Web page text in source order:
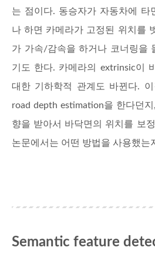
는 점이다. 동승자가 자동차에 타
나 하면 카메라가 고정된 위치를
가 가속/감속을 하거나 코너링을
기도 한다. 카메라의 extrinsic이
대한 기하학적 관계도 바뀐다.
road depth estimation을 한다던
향을 받아서 바닥면의 위치를 보
논문에서는 어떤 방법을 사용했는
Semantic feature